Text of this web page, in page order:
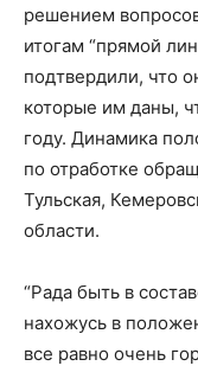
решением
итогам “прямой
подтвердили, что
которые им даны,
году. Динамика
по отработке
Тульская,
области.
“Рада быть в
нахожусь в
все равно очень